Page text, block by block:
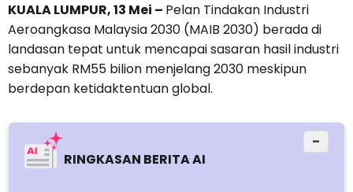
KUALA LUMPUR, 13 Mei – Pelan Tindakan Industri
Aeroangkasa Malaysia 2030 (MAIB 2030) berada di
landasan tepat untuk mencapai sasaran hasil industri
sebanyak RM55 bilion menjelang 2030 meskipun
berdepan ketidaktentuan global.
RINGKASAN BERITA AI
−